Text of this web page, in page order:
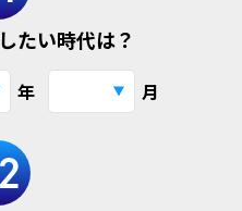
たい時代は？
年 月